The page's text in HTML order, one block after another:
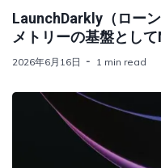
LaunchDarkly（ロー
メトリーの基盤とし
2026年6月16日 1 min read